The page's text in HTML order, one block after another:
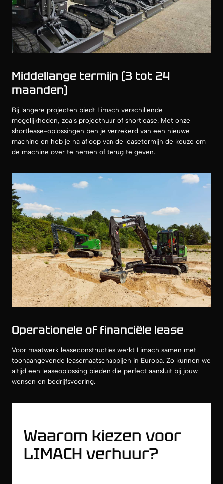
Middellange termijn (3 tot 24
maanden)
Bij langere projecten biedt Limach verschillende
mogelijkheden, zoals projecthuur of shortlease. Met onze
shortlease-oplossingen ben je verzekerd van een nieuwe
machine en heb je na afloop van de leasetermijn de keuze om
de machine over te nemen of terug te geven.
Operationele of financiële lease
Voor maatwerk leaseconstructies werkt Limach samen met
toonaangevende leasemaatschappijen in Europa. Zo kunnen we
altijd een leaseoplossing bieden die perfect aansluit bij jouw
wensen en bedrijfsvoering.
Waarom kiezen voor
LIMACH verhuur?